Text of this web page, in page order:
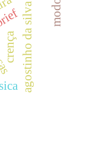
agostinho da silva
crença